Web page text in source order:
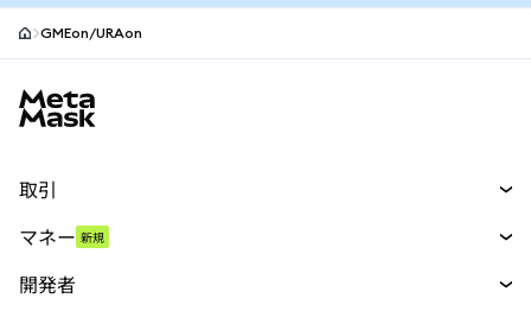
GMEon/URAon
取引
パーペチュアル
マネー 新規
開発者